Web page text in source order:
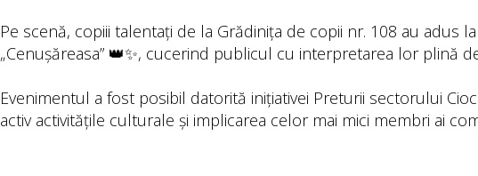
Pe scenă, copiii talentați de la Grădinița de copii nr. 108 au adus
„Cenușăreasa” 👑✨, cucerind publicul cu interpretarea lor plină
Evenimentul a fost posibil datorită inițiativei Preturii sectorului
activ activitățile culturale și implicarea celor mai mici membri ai